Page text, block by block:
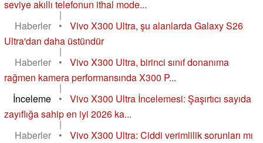
seviye akıllı telefonun ithal mode...
|
Haberler
•
Vivo X300 Ultra, şu alanlarda Galaxy S26
Ultra'dan daha üstündür
|
Haberler
•
Vivo X300 Ultra, birinci sınıf donanıma
rağmen kamera performansında X300 P...
|
İnceleme
•
Vivo X300 Ultra İncelemesi: Şaşırtıcı sayıda
zayıflığa sahip en iyi 2026 ka...
|
Haberler
•
Vivo X300 Ultra: Ciddi verimlilik sorunları mı